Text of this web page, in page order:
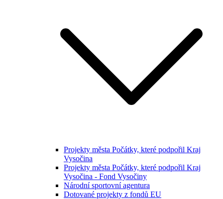
Projekty města Počátky, které podpořil Kraj
Vysočina
Projekty města Počátky, které podpořil Kraj
Vysočina - Fond Vysočiny
Národní sportovní agentura
Dotované projekty z fondů EU